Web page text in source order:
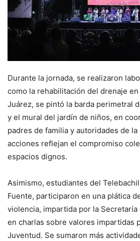
Durante la jornada, se realizaron
como la rehabilitación del drenaje
Juárez, se pintó la barda perimetral
y el mural del jardín de niños, en
padres de familia y autoridades de la
acciones reflejan el compromiso
espacios dignos.
Asimismo, estudiantes del
Fuente, participaron en una plática
violencia, impartida por la Secretaría
en charlas sobre valores impartidas
Juventud. Se sumaron más